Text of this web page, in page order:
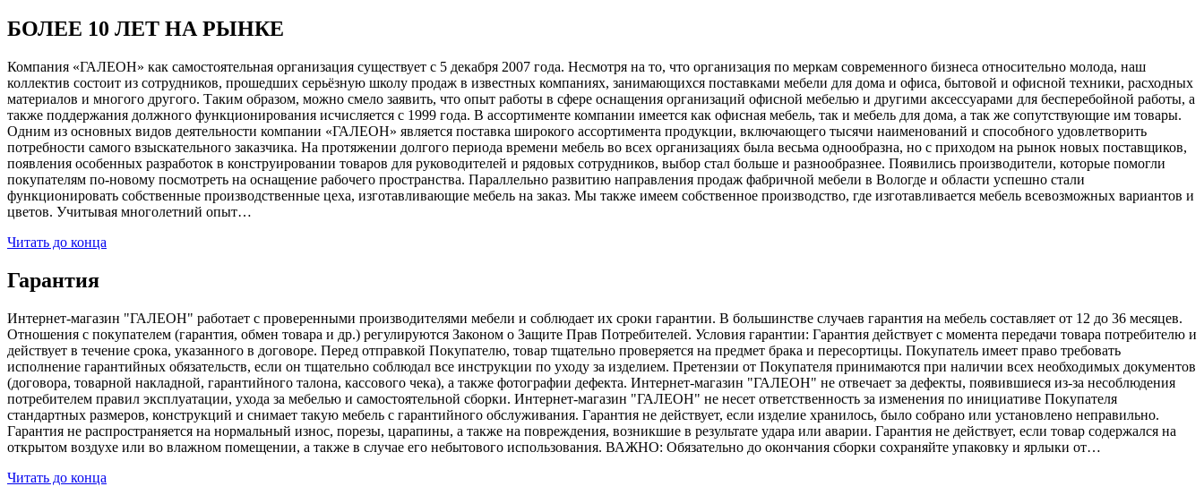
БОЛЕЕ 10 ЛЕТ НА РЫНКЕ
Компания «ГАЛЕОН» как самостоятельная организация существует с 5 декабря 2007 года. Несмотря на то, что организация по меркам современного бизнеса относительно молода, наш
коллектив состоит из сотрудников, прошедших серьёзную школу продаж в известных компаниях, занимающихся поставками мебели для дома и офиса, бытовой и офисной техники, расходных
материалов и многого другого. Таким образом, можно смело заявить, что опыт работы в сфере оснащения организаций офисной мебелью и другими аксессуарами для бесперебойной работы, а
также поддержания должного функционирования исчисляется с 1999 года. В ассортименте компании имеется как офисная мебель, так и мебель для дома, а так же сопутствующие им товары.
Одним из основных видов деятельности компании «ГАЛЕОН» является поставка широкого ассортимента продукции, включающего тысячи наименований и способного удовлетворить
потребности самого взыскательного заказчика. На протяжении долгого периода времени мебель во всех организациях была весьма однообразна, но с приходом на рынок новых поставщиков,
появления особенных разработок в конструировании товаров для руководителей и рядовых сотрудников, выбор стал больше и разнообразнее. Появились производители, которые помогли
покупателям по-новому посмотреть на оснащение рабочего пространства. Параллельно развитию направления продаж фабричной мебели в Вологде и области успешно стали
функционировать собственные производственные цеха, изготавливающие мебель на заказ. Мы также имеем собственное производство, где изготавливается мебель всевозможных вариантов и
цветов. Учитывая многолетний опыт…
Читать до конца
Гарантия
Интернет-магазин "ГАЛЕОН" работает с проверенными производителями мебели и соблюдает их сроки гарантии. В большинстве случаев гарантия на мебель составляет от 12 до 36 месяцев.
Отношения с покупателем (гарантия, обмен товара и др.) регулируются Законом о Защите Прав Потребителей. Условия гарантии: Гарантия действует с момента передачи товара потребителю и
действует в течение срока, указанного в договоре. Перед отправкой Покупателю, товар тщательно проверяется на предмет брака и пересортицы. Покупатель имеет право требовать
исполнение гарантийных обязательств, если он тщательно соблюдал все инструкции по уходу за изделием. Претензии от Покупателя принимаются при наличии всех необходимых документов
(договора, товарной накладной, гарантийного талона, кассового чека), а также фотографии дефекта. Интернет-магазин "ГАЛЕОН" не отвечает за дефекты, появившиеся из-за несоблюдения
потребителем правил эксплуатации, ухода за мебелью и самостоятельной сборки. Интернет-магазин "ГАЛЕОН" не несет ответственность за изменения по инициативе Покупателя
стандартных размеров, конструкций и снимает такую мебель с гарантийного обслуживания. Гарантия не действует, если изделие хранилось, было собрано или установлено неправильно.
Гарантия не распространяется на нормальный износ, порезы, царапины, а также на повреждения, возникшие в результате удара или аварии. Гарантия не действует, если товар содержался на
открытом воздухе или во влажном помещении, а также в случае его небытового использования. ВАЖНО: Обязательно до окончания сборки сохраняйте упаковку и ярлыки от…
Читать до конца